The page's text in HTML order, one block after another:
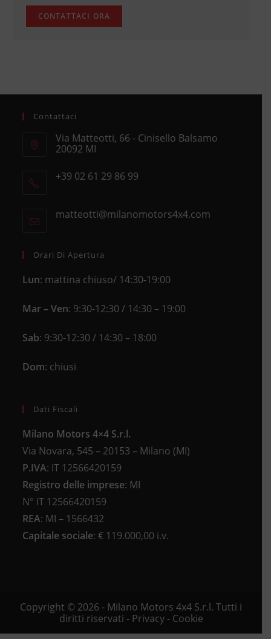
Contattaci
Via Matteotti, 66 - Cinisello Balsamo
20092 MI
in
+39 02 61 29 86 99
your
matteotti@milanomotors4x4.comOpens
Orari Di Apertura
Lun: mattina chiuso/ 14:30-19:00
Mar – Ven: 9:30-12:30 / 14:30 – 19:00
Sab: 9:30-12:30 / 14:30 – 18:00
Dom: chiusi
Dati Fiscali
Milano Motors 4×4 S.r.l.
Via Novara, 545 – 20153 – Milano (MI)
P.IVA: IT 12566420159
Registro delle imprese: MI
N° IT 12566420159
REA: MI – 1566432
Capitale sociale: € 119.000,00 i.v.
Copyright © 2026 - Milano Motors 4x4 S.r.l. Tutti i
diritti riservati - Privacy- Cookie